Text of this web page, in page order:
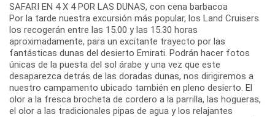
SAFARI EN 4 X 4 POR LAS DUNAS, con cena barbacoa
Por la tarde nuestra excursión más popular, los Land Cruisers
los recogerán entre las 15.00 y las 15.30 horas
aproximadamente, para un excitante trayecto por las
fantásticas dunas del desierto Emirati. Podrán hacer fotos
únicas de la puesta del sol árabe y una vez que este
desaparezca detrás de las doradas dunas, nos dirigiremos a
nuestro campamento ubicado también en pleno desierto. El
olor a la fresca brocheta de cordero a la parrilla, las hogueras,
el olor a las tradicionales pipas de agua y los relajantes